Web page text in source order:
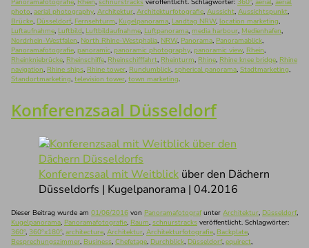
Panoramafotografie, Rhein, schnurstracks veröffentlicht. Schlagwörter: 360°, aerial, aerial
photo, aerial photography, Architektur, Architekturfotografie, Aussicht, Aussichtspunkt,
Brücke, Düsseldorf, Fernsehturm, Kugelpanorama, Landtag NRW, location marketing,
Luftaufnahme, Luftbild, Luftbildaufnahme, Luftpanorama, media harbour, Medienhafen,
Nordrhein-Westfalen, North Rhine-Westphalia, NRW, Panorama, Panoramablick,
Panoramafotografie, panoramic, panoramic photography, panoramic view, Rhein,
Rheinkniebrücke, Rheinschiffe, Rheinschifffahrt, Rheinturm, Rhine, Rhine knee bridge, Rhine
navigation, Rhine ships, Rhine tower, Rundumblick, spherical panorama, Stadtmarketing,
Standortmarketing, television tower, town marketing.
Konferenzsaal Düsseldorf
Konferenzsaal mit Weitblick über den Dächern
Düsseldorfs | Kugelpanorama | 04.2016
Dieser Beitrag wurde am 01/06/2016 von Panoramafotografunter Architektur, Düsseldorf,
Kugelpanorama, Panoramafotografie, Raum, schnurstracks veröffentlicht. Schlagwörter:
360°, 360°x180°, architecture, Architektur, Architekturfotografie, Backplate,
Besprechungszimmer, Business, Chefetage, Durchblick, Düsseldorf, equirect,